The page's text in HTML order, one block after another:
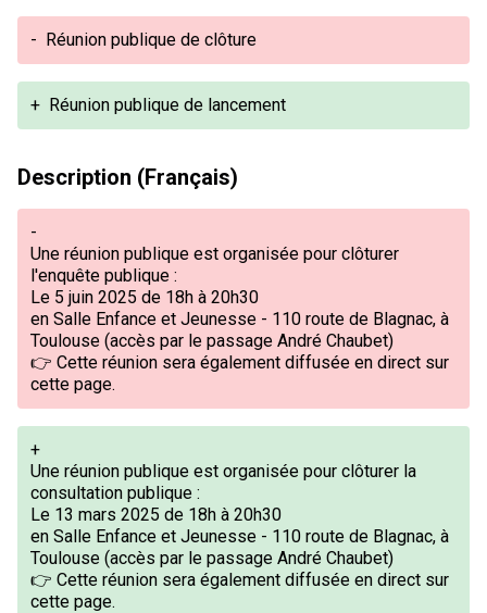
- Réunion publique de clôture
+ Réunion publique de lancement
Description (Français)
-
Une réunion publique est organisée pour clôturer
l'enquête publique :
Le 5 juin 2025 de 18h à 20h30
en Salle Enfance et Jeunesse - 110 route de Blagnac, à
Toulouse (accès par le passage André Chaubet)
👉 Cette réunion sera également diffusée en direct sur
cette page.
+
Une réunion publique est organisée pour clôturer la
consultation publique :
Le 13 mars 2025 de 18h à 20h30
en Salle Enfance et Jeunesse - 110 route de Blagnac, à
Toulouse (accès par le passage André Chaubet)
👉 Cette réunion sera également diffusée en direct sur
cette page.